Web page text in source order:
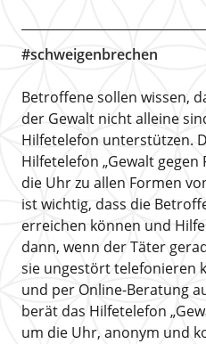
#schweigenbrechen
Betroffene sollen wissen,
der Gewalt nicht alleine
Hilfetelefon unterstützen.
Hilfetelefon „Gewalt
die Uhr zu allen Formen
ist wichtig, dass die
erreichen können und
dann, wenn der Täter
sie ungestört telefonieren
und per Online-Beratung
berät das Hilfetelefon
um die Uhr, anonym und